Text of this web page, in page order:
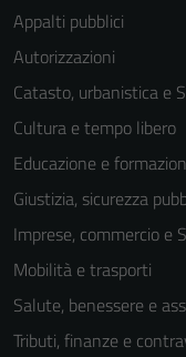
Appalti pubblici
Autorizzazioni
Catasto, urbanistica e
Cultura e tempo libero
Educazione e
Giustizia, sicurezza
Imprese, commercio e
Mobilità e trasporti
Salute, benessere e
Tributi, finanze e